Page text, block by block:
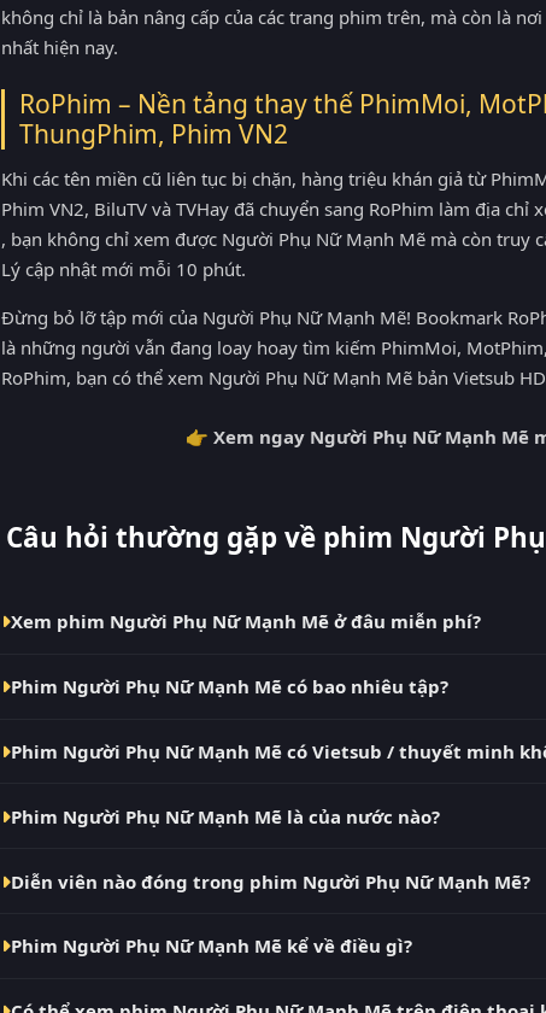
không chỉ là bản nâng cấp của các trang phim trên, mà còn là
nhất hiện nay.
RoPhim – Nền tảng thay thế PhimMoi,
ThungPhim, Phim VN2
Khi các tên miền cũ liên tục bị chặn, hàng triệu khán giả từ
Phim VN2, BiluTV và TVHay đã chuyển sang RoPhim làm địa chỉ
, bạn không chỉ xem được Người Phụ Nữ Mạnh Mẽ mà còn truy
Lý cập nhật mới mỗi 10 phút.
Đừng bỏ lỡ tập mới của Người Phụ Nữ Mạnh Mẽ! Bookmark
là những người vẫn đang loay hoay tìm kiếm PhimMoi,
RoPhim, bạn có thể xem Người Phụ Nữ Mạnh Mẽ bản Vietsub
👉 Xem ngay Người Phụ Nữ Mạnh Mẽ
Câu hỏi thường gặp về phim Người
Xem phim Người Phụ Nữ Mạnh Mẽ ở đâu miễn phí?
cập nhật nhanh nhất. Đây là điểm đến thay thế cho PhimMoi,
Phim Người Phụ Nữ Mạnh Mẽ có bao nhiêu tập?
phút khi nguồn có nội dung mới.
Phim Người Phụ Nữ Mạnh Mẽ có Vietsub / thuyết minh
Đề và Thuyết Minh ngay trong trình phát.
Phim Người Phụ Nữ Mạnh Mẽ là của nước nào?
Diễn viên nào đóng trong phim Người Phụ Nữ Mạnh Mẽ?
Phim Người Phụ Nữ Mạnh Mẽ kể về điều gì?